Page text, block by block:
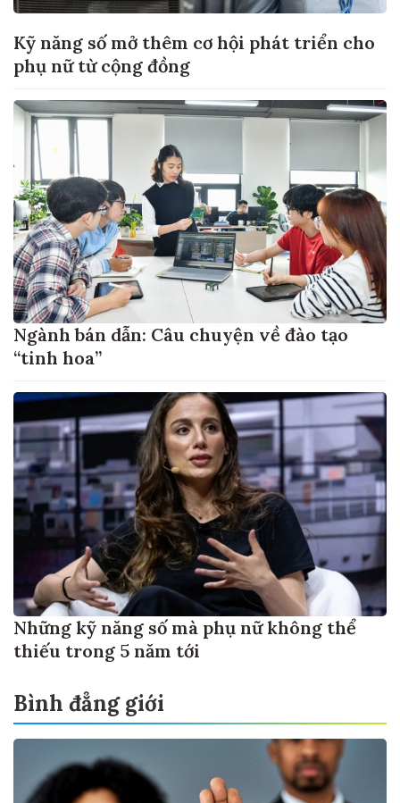
Kỹ năng số mở thêm cơ hội phát triển cho
phụ nữ từ cộng đồng
Ngành bán dẫn: Câu chuyện về đào tạo
“tinh hoa”
Những kỹ năng số mà phụ nữ không thể
thiếu trong 5 năm tới
Bình đẳng giới